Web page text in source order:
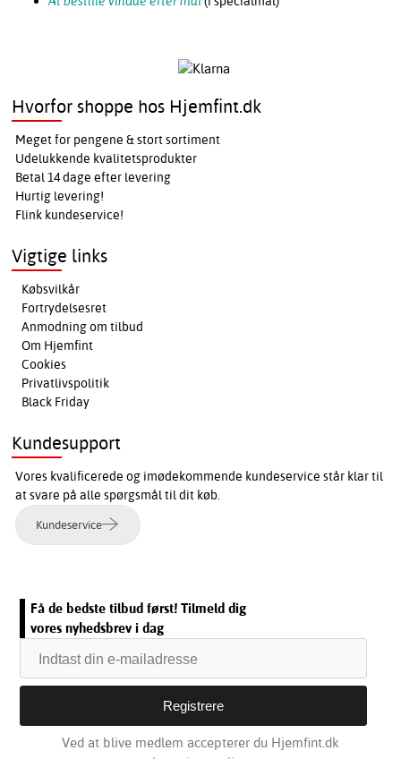
Hvorfor shoppe hos Hjemfint.dk
Meget for pengene & stort sortiment
Udelukkende kvalitetsprodukter
Betal 14 dage efter levering
Hurtig levering!
Flink kundeservice!
Vigtige links
Købsvilkår
Fortrydelsesret
Anmodning om tilbud
Om Hjemfint
Cookies
Privatlivspolitik
Black Friday
Kundesupport
Vores kvalificerede og imødekommende kundeservice står klar til
at svare på alle spørgsmål til dit køb.
Kundeservice
Få de bedste tilbud først! Tilmeld dig
vores nyhedsbrev i dag
Ved at blive medlem accepterer du Hjemfint.dk